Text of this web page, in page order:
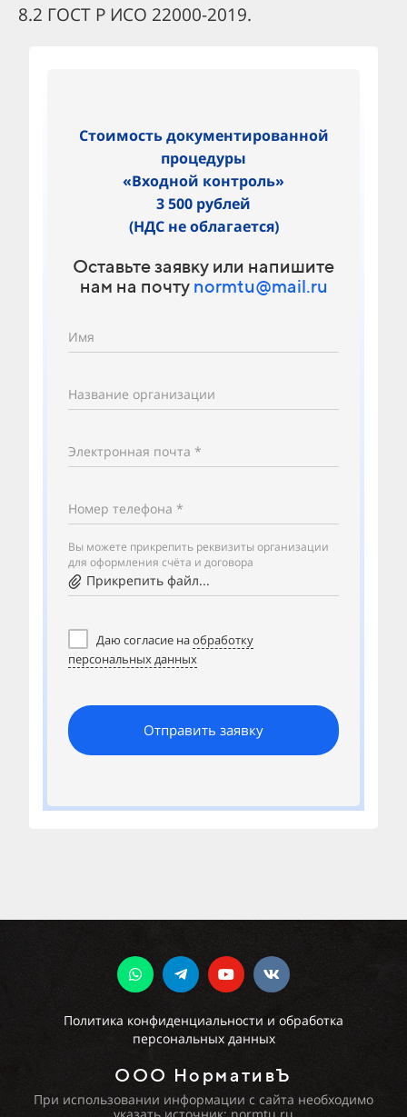
8.2 ГОСТ Р ИСО 22000-2019.
Стоимость документированной
процедуры
«Входной контроль»
3 500 рублей
(НДС не облагается)
Оставьте заявку или напишите
нам на почту normtu@mail.ru
Имя
Название организации
Электронная почта *
Номер телефона *
Вы можете прикрепить реквизиты организации
для оформления счёта и договора
Прикрепить файл...
Даю согласие наобработку
персональных данных
Отправить заявку
Политика конфиденциальности и обработка
персональных данных
ООО НормативЪ
При использовании информации с сайта необходимо